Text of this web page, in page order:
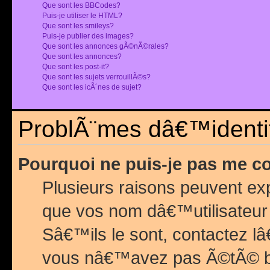
Que sont les BBCodes?
Puis-je utiliser le HTML?
Que sont les smileys?
Puis-je publier des images?
Que sont les annonces gÃ©nÃ©rales?
Que sont les annonces?
Que sont les post-it?
Que sont les sujets verrouillÃ©s?
Que sont les icÃ´nes de sujet?
ProblÃ¨mes
Pourquoi ne puis-je pas me
Plusieurs raisons peuvent
que vos nom
Sâ€™ils le sont, contactez
vous nâ€™avez pas Ã©tÃ©